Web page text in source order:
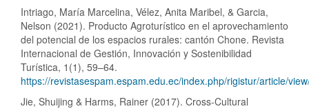
Intriago, María Marcelina, Vélez, Anita Maribel, & Garcia,
Nelson (2021). Producto Agroturístico en el aprovechamiento
del potencial de los espacios rurales: cantón Chone. Revista
Internacional de Gestión, Innovación y Sostenibilidad
Turística, 1(1), 59–64.
https://revistasespam.espam.edu.ec/index.php/rigistur/article/
Jie, Shuijing & Harms, Rainer (2017). Cross‐Cultural